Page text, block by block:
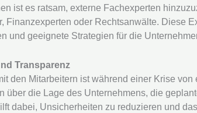
ist es ratsam, externe Fachexperten
Finanzexperten oder Rechtsanwälte. Diese
und geeignete Strategien für die
Transparenz
den Mitarbeitern ist während einer Krise
über die Lage des Unternehmens, die
dabei, Unsicherheiten zu reduzieren und